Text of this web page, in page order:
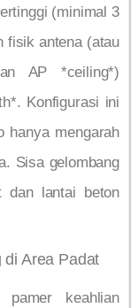
(minimal 3
fisik antena (atau
AP *ceiling*)
Konfigurasi ini
hanya mengarah
Sisa gelombang
dan lantai beton
di Area Padat
pamer keahlian